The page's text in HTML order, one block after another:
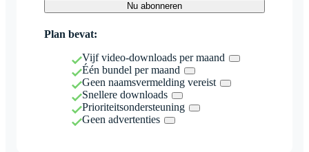
Nu abonneren
Plan bevat:
Vijf video-downloads per maand
Één bundel per maand
Geen naamsvermelding vereist
Snellere downloads
Prioriteitsondersteuning
Geen advertenties